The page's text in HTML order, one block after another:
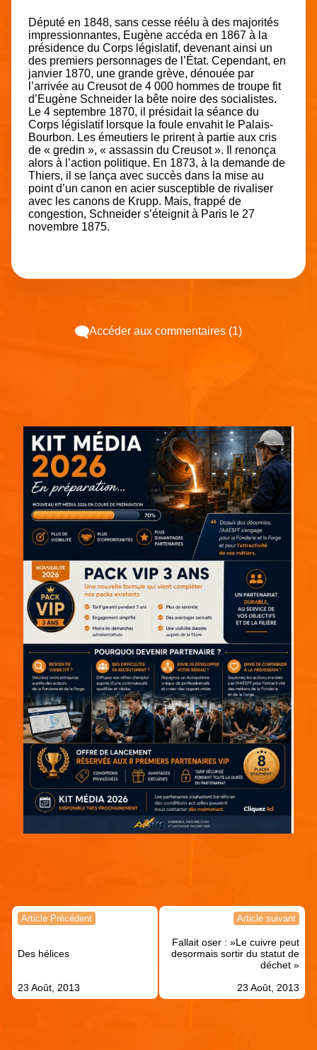
Député en 1848, sans cesse réélu à des majorités
impressionnantes, Eugène accéda en 1867 à la
présidence du Corps législatif, devenant ainsi un
des premiers personnages de l’État. Cependant, en
janvier 1870, une grande grève, dénouée par
l’arrivée au Creusot de 4 000 hommes de troupe fit
d’Eugène Schneider la bête noire des socialistes.
Le 4 septembre 1870, il présidait la séance du
Corps législatif lorsque la foule envahit le Palais-
Bourbon. Les émeutiers le prirent à partie aux cris
de « gredin », « assassin du Creusot ». Il renonça
alors à l’action politique. En 1873, à la demande de
Thiers, il se lança avec succès dans la mise au
point d’un canon en acier susceptible de rivaliser
avec les canons de Krupp. Mais, frappé de
congestion, Schneider s’éteignit à Paris le 27
novembre 1875.
Accéder aux commentaires (1)
Navigation
l’article
Article Précédent
Des hélices
23 Août, 2013
Article suivant
Fallait oser : »Le cuivre peut
desormais sortir du statut de
déchet »
23 Août, 2013